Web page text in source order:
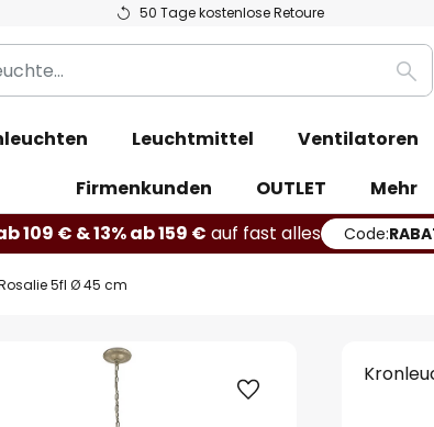
50 Tage kostenlose Retoure
Leuchtmittel Ventilatoren
Firmenkunden
OUTLET
Mehr
109 € & 13% ab 159 € auf fast alles Code:
5fl Ø 45 cm